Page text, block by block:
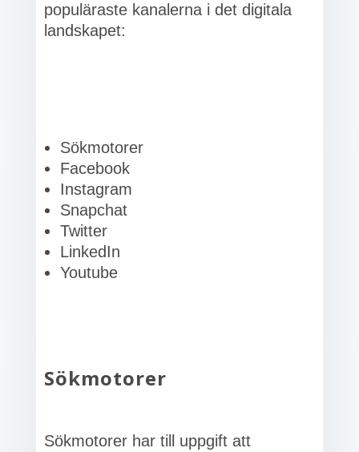
populäraste kanalerna i det digitala
landskapet:
Sökmotorer
Facebook
Instagram
Snapchat
Twitter
LinkedIn
Youtube
Sökmotorer
Sökmotorer har till uppgift att